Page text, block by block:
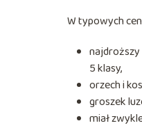
W typowych
najdroższy
5 klasy,
orzech i
groszek
miał